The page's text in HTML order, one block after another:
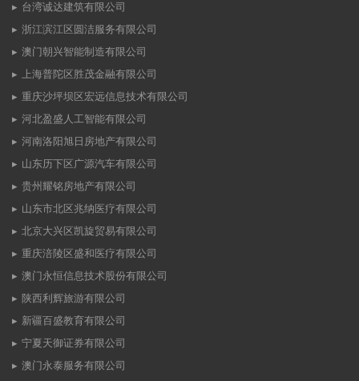
台湾诚达建筑有限公司
浙江滨江区圆洁服务有限公司
澳门朝兴智能制造有限公司
上海普陀区胜茂金融有限公司
重庆沙坪坝区宏远信息技术有限公司
河北盈盛人工智能有限公司
河南洛阳旭日房地产有限公司
山东历下区广源汽车有限公司
贵州耀铭房地产有限公司
山东市北区兆纳医疗有限公司
北京大兴区凯旋贸易有限公司
重庆涪陵区盛和医疗有限公司
澳门永恒信息技术股份有限公司
陕西利辉旅游有限公司
新疆百盛教育有限公司
宁夏天御证券有限公司
澳门永泰服务有限公司